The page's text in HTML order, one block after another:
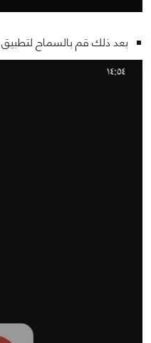
بعد ذلك قم بالسماح